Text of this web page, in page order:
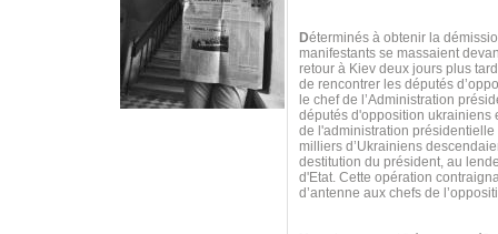
Déterminés à obtenir la
manifestants se massaient
retour à Kiev deux jours plus
de rencontrer les députés
le chef de l’Administration
députés d'opposition ukrainiens
de l'administration
milliers d’Ukrainiens
destitution du président, au
d'Etat. Cette opération
d’antenne aux chefs de